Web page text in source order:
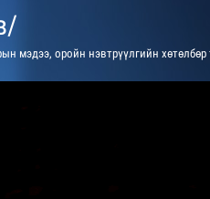
мэдээ, оройн нэвтрүүлгийн хөтөлбөр